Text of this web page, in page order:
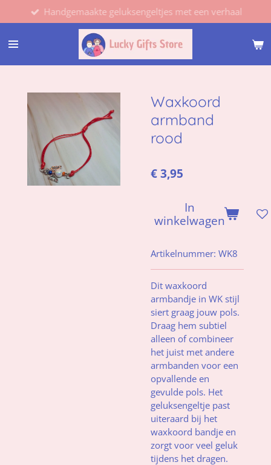
direct
naar
hoofdinhoud
Handgemaakte geluksengeltjes met een verhaal
Waxkoord
armband
rood
€ 3,95
In
winkelwagen
Artikelnummer: WK8
Dit waxkoord
armbandje in WK stijl
siert graag jouw pols.
Draag hem subtiel
alleen of combineer
het juist met andere
armbanden voor een
opvallende en
gevulde pols. Het
geluksengeltje past
uiteraard bij het
waxkoord bandje en
zorgt voor veel geluk
tijdens het dragen.